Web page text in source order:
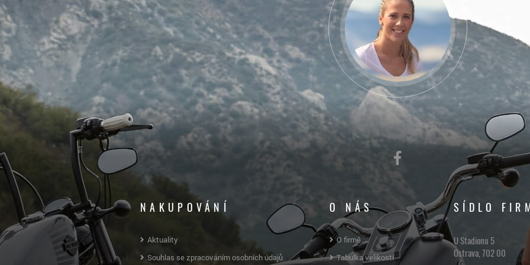
NAKUPOVÁNÍ
Aktuality
Souhlas se zpracováním osobních údajů
O NÁS
O firmě
Tabulka velikostí
SÍDLO
U Stadionu 5
Ostrava, 702 00